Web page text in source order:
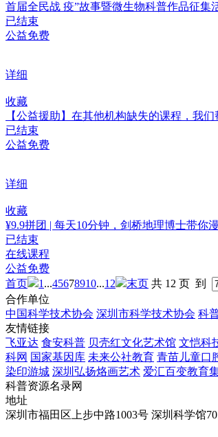
首届全民战 疫”故事暨微生物科普作品征集
已结束
公益免费
详细
收藏
【公益援助】在其他机构缺失的课程，我们
已结束
公益免费
详细
收藏
¥9.9拼团 | 每天10分钟，剑桥地理博士带你
已结束
在线课程
公益免费
首页
1...45678910...12 末页 共 12 页 到
合作单位
中国科学技术协会 深圳市科学技术协会 科
友情链接
飞亚达 食安科普 贝壳红文化艺术馆 文恺科
科网 国家基因库 未来公社教育 青苗儿童口
染印游城 深圳弘扬烙画艺术 爱汇百变教育
科普资源名录网
地址
深圳市福田区上步中路1003号 深圳科学馆